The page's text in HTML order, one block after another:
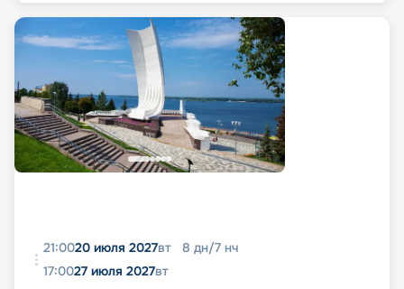
21:0020 июля 2027вт 8 дн/7 нч
17:0027 июля 2027вт